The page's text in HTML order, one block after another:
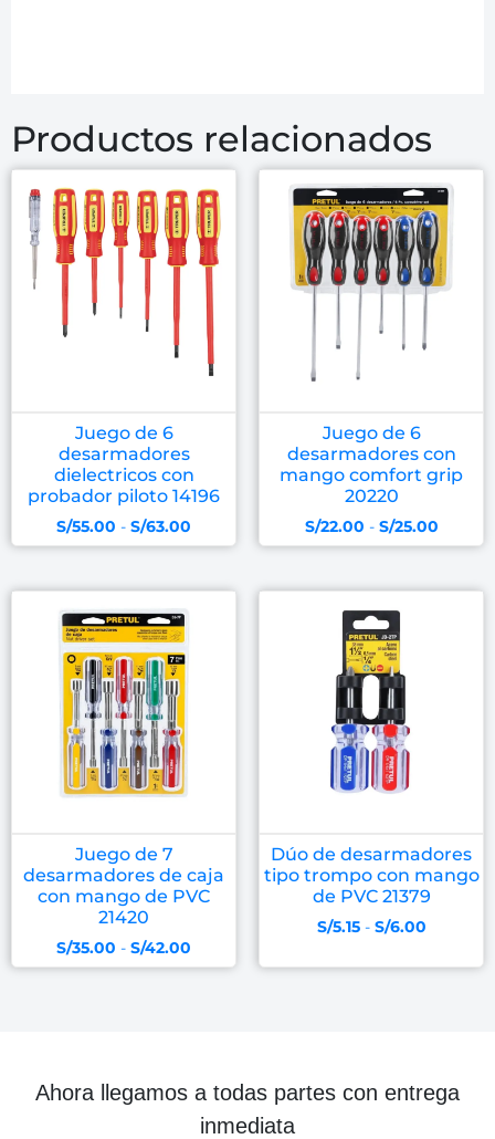
Productos relacionados
Juego de 6
desarmadores
dielectricos con
probador piloto 14196
S/55.00 - S/63.00
Juego de 6
desarmadores con
mango comfort grip
20220
S/22.00 - S/25.00
Juego de 7
desarmadores de caja
con mango de PVC
21420
S/35.00 - S/42.00
Dúo de desarmadores
tipo trompo con mango
de PVC 21379
S/5.15 - S/6.00
Ahora llegamos a todas partes con entrega
inmediata